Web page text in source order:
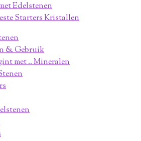
Edelstenen
Starters Kristallen
& Gebruik
met .. Mineralen